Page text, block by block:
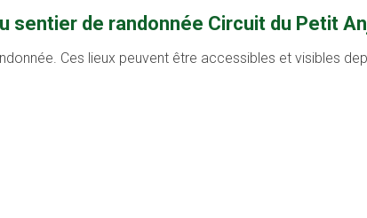
sentier de randonnée Circuit du Petit
Ces lieux peuvent être accessibles et visibles